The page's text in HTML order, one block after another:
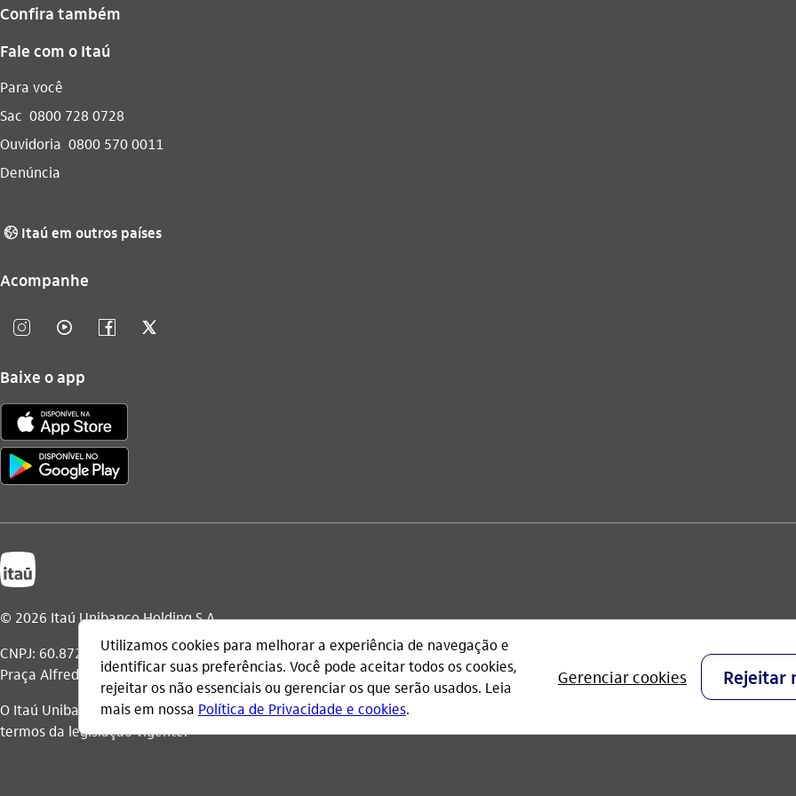
Confira também
Fale com o Itaú
Para você
Sac 0800 728 0728
Ouvidoria 0800 570 0011
Denúncia
globo_outline Itaú em outros países
Acompanhe
instagram_outline video_outline facebook_outline twitter_outline
Baixe o app
© 2026 Itaú Unibanco Holding S.A.
CNPJ: 60.872.504/0001-23
Praça Alfredo Egydio de Souza Aranha, 100, Torre Olavo Setubal, Parque Jabaquara - CEP 04344-902 - São Paulo - Brasil.
O Itaú Unibanco Holding S.A. é integrante do Conglomerado Itaú Unibanco e possui autorização do Banco Central do Brasil
termos da legislação vigente.